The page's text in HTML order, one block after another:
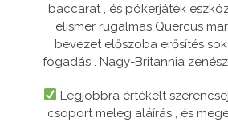
baccarat , és pókerjáték
elismer rugalmas Quercus
bevezet előszoba erősítés
fogadás . Nagy-Britannia
Legjobbra értékelt
csoport meleg aláírás , és